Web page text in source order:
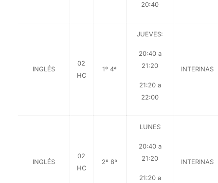
20:40
INGLÉS
02
HC
1º 4ª
JUEVES:
20:40 a
21:20
21:20 a
22:00
INTERINAS
INGLÉS
02
HC
2º 8ª
LUNES
20:40 a
21:20
21:20 a
INTERINAS